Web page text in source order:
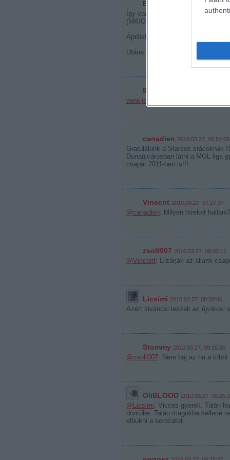
Bpstars 2010.03.27. 00:07:09
Így van. Köszönöm a Starsnak
(MK/OB1)!
Áprilisban vb! Hajrá magyarok!
Utána lehet előkészítenia a 2010-
869065
www.jegkorong.tv/
canadien 2010.03.27. 06:54:58
Gratulálunk a Starsos srácoknak
Dunaújvárosban látni a MOL liga
csapat 2011-ben is!!!
Vincent 2010.03.27. 07:27:37
@canadien: Milyen híreket hallani?
zsolt007 2010.03.27. 08:03:17
@Vincent: Elzárják az állami
Licsimi 2010.03.27. 08:50:46
Azért kiváncsi leszek az újvárosi
Stommy 2010.03.27. 09:15:30
@zsolt007: Nem baj az ha a
OliBLOOD 2010.03.27.
@Licsimi: Vicces gyerek. Talán
döntőbe. Talán magukba kellene
elbukni a sorozatot.